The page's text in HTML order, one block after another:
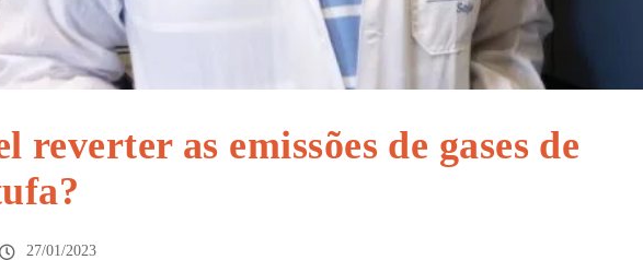
reverter as emissões de gases de
27/01/2023